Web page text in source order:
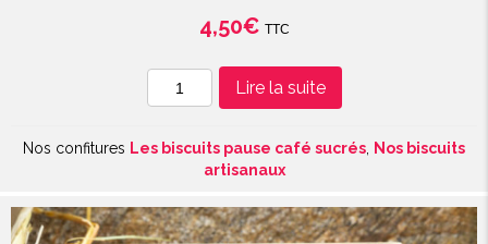
4,50€ TTC
quantité
de
Chouchous
sachet
de
Lire la suite
Nos confitures Les biscuits pause café sucrés Nos biscuits
artisanaux